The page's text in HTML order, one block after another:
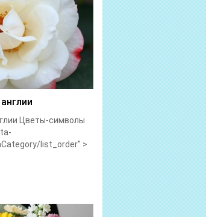
Цветы-символы
list_order" >